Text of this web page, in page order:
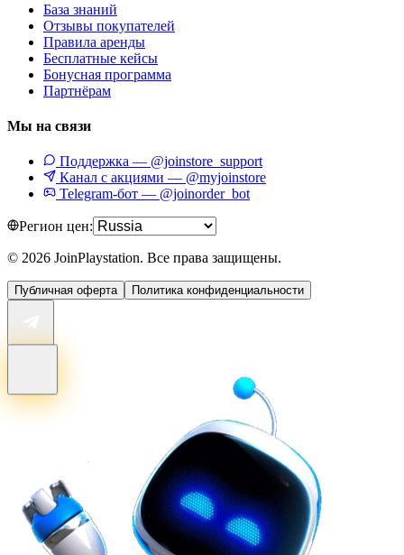
База знаний
Отзывы покупателей
Правила аренды
Бесплатные кейсы
Бонусная программа
Партнёрам
Мы на связи
Поддержка — @joinstore_support
Канал с акциями — @myjoinstore
Telegram-бот — @joinorder_bot
Регион цен:
© 2026 JoinPlaystation. Все права защищены.
Публичная оферта Политика конфиденциальности